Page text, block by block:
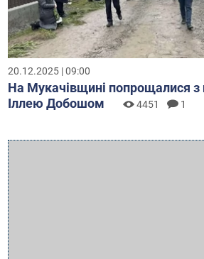
20.12.2025 | 09:00
На Мукачівщині попрощалися
Іллею Добошом
4451 1